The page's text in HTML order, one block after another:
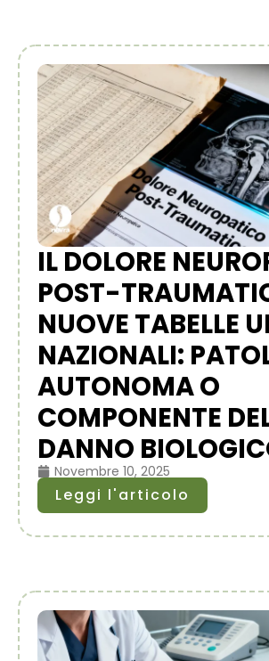
IL DOLORE
POST-
NUOVE TABELLE
NAZIONALI:
AUTONOMA O
COMPONENTE
DANNO
Novembre 10, 2025
Leggi l'articolo